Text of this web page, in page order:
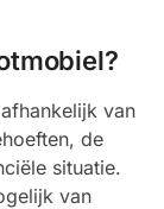
van
de
situatie.
van